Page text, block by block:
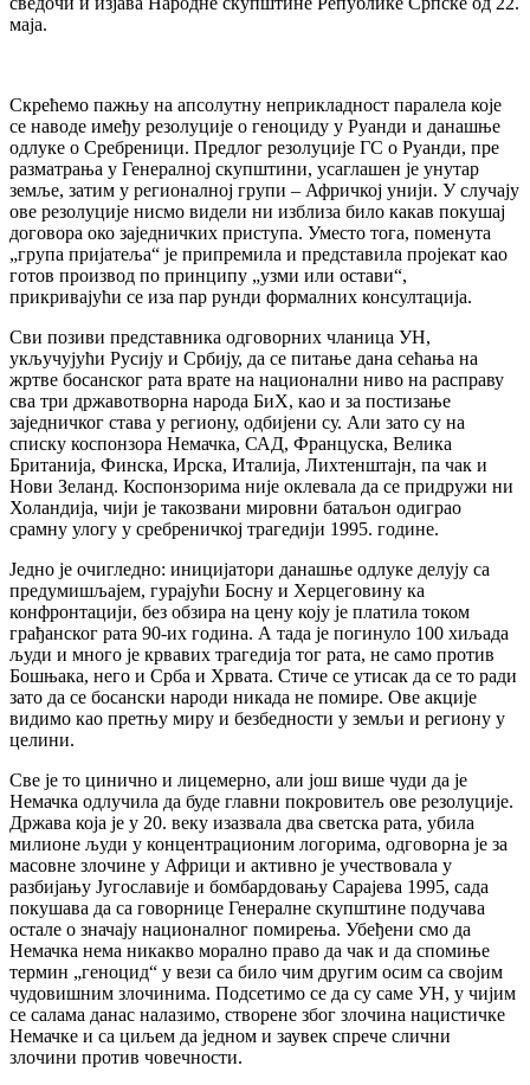
маја.
Скрећемо пажњу на апсолутну неприкладност паралела које
се наводе имеђу резолуције о геноциду у Руанди и данашње
одлуке о Сребреници. Предлог резолуције ГС о Руанди, пре
разматрања у Генералној скупштини, усаглашен је унутар
земље, затим у регионалној групи – Афричкој унији. У случају
ове резолуције нисмо видели ни изблиза било какав покушај
договора око заједничких приступа. Уместо тога, поменута
„група пријатеља“ је припремила и представила пројекат као
готов производ по принципу „узми или остави“,
прикривајући се иза пар рунди формалних консултација.
Сви позиви представника одговорних чланица УН,
укључујући Русију и Србију, да се питање дана сећања на
жртве босанског рата врате на национални ниво на расправу
сва три државотворна народа БиХ, као и за постизање
заједничког става у региону, одбијени су. Али зато су на
списку коспонзора Немачка, САД, Француска, Велика
Британија, Финска, Ирска, Италија, Лихтенштајн, па чак и
Нови Зеланд. Коспонзорима није оклевала да се придружи ни
Холандија, чији је такозвани мировни батаљон одиграо
срамну улогу у сребреничкој трагедији 1995. године.
Једно је очигледно: иницијатори данашње одлуке делују са
предумишљајем, гурајући Босну и Херцеговину ка
конфронтацији, без обзира на цену коју је платила током
грађанског рата 90-их година. А тада је погинуло 100 хиљада
људи и много је крвавих трагедија тог рата, не само против
Бошњака, него и Срба и Хрвата. Стиче се утисак да се то ради
зато да се босански народи никада не помире. Ове акције
видимо као претњу миру и безбедности у земљи и региону у
целини.
Све је то цинично и лицемерно, али још више чуди да је
Немачка одлучила да буде главни покровитељ ове резолуције.
Држава која је у 20. веку изазвала два светска рата, убила
милионе људи у концентрационим логорима, одговорна је за
масовне злочине у Африци и активно је учествовала у
разбијању Југославије и бомбардовању Сарајева 1995, сада
покушава да са говорнице Генералне скупштине подучава
остале о значају националног помирења. Убеђени смо да
Немачка нема никакво морално право да чак и да спомиње
термин „геноцид“ у вези са било чим другим осим са својим
чудовишним злочинима. Подсетимо се да су саме УН, у чијим
се салама данас налазимо, створене због злочина нацистичке
Немачке и са циљем да једном и заувек спрече слични
злочини против човечности.